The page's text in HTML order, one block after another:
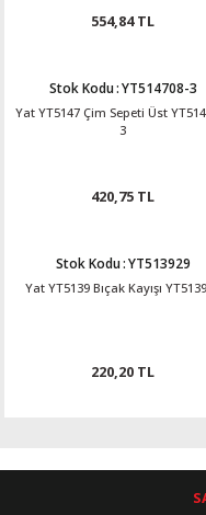
554,84 TL
Stok Kodu:YT514708-3
Yat YT5147 Çim Sepeti Üst
3
420,75 TL
Stok Kodu:YT513929
Yat YT5139 Bıçak Kayışı
220,20 TL